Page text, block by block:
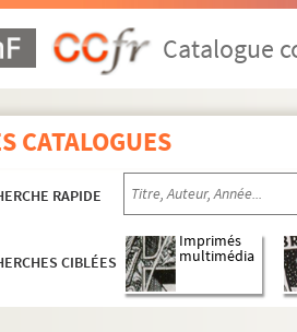
Catalogue
CATALOGUES
RAPIDE
CIBLÉES
Imprimés
multimédia
Recueil de pensées diverses,
Notes et extraits d'auteurs, en prose
Recueil de courtes notes et extraits sur
Recueil de pièces historiques et
1278. « Mytologia, seu fabulosa deorum
Thucydide. Texte grec
1280. Valerii Maximi dictorum
1281. « Abrégé de ce qu'il y a de plus
Extraits de divers historiens, anciens et